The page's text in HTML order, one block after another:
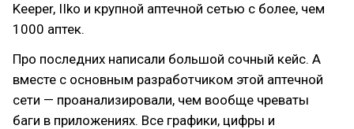
Keeper, IIko и крупной аптечной сетью с более, чем
1000 аптек.
Про последних написали большой сочный кейс. А
вместе с основным разработчиком этой аптечной
сети — проанализировали, чем вообще чреваты
баги в приложениях. Все графики, цифры и